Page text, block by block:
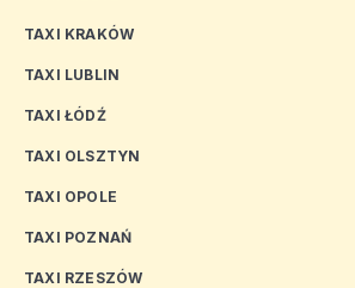
TAXI KRAKÓW
TAXI LUBLIN
TAXI ŁÓDŹ
TAXI OLSZTYN
TAXI OPOLE
TAXI POZNAŃ
TAXI RZESZÓW